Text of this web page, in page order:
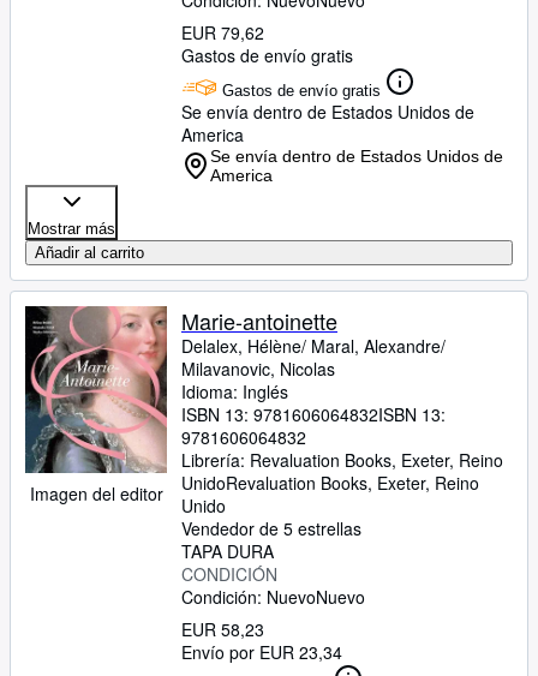
EUR 79,62
Gastos de envío gratis
Gastos de envío gratis
Se envía dentro de Estados Unidos de
America
Se envía dentro de Estados Unidos de
America
Mostrar más
Añadir al carrito
Imagen del editor
Marie-antoinette
Delalex, Hélène/ Maral, Alexandre/
Milavanovic, Nicolas
Idioma: Inglés
ISBN 13: 9781606064832ISBN 13:
9781606064832
Librería: Revaluation Books, Exeter, Reino
UnidoRevaluation Books, Exeter, Reino
Unido
Vendedor de 5 estrellas
TAPA DURA
CONDICIÓN
Condición: NuevoNuevo
EUR 58,23
Envío por EUR 23,34